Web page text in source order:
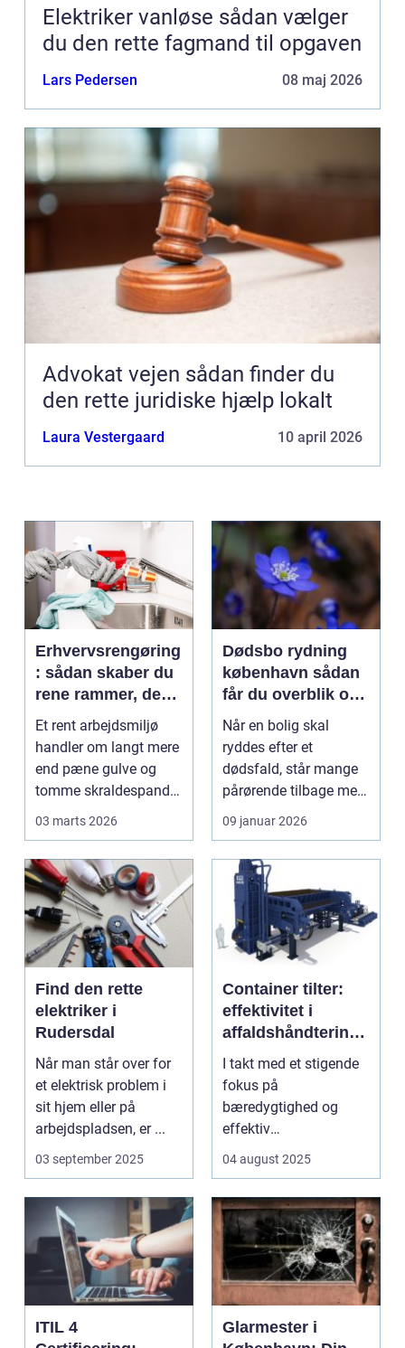
Elektriker vanløse sådan vælger
du den rette fagmand til opgaven
Lars Pedersen 08 maj 2026
Advokat vejen sådan finder du
den rette juridiske hjælp lokalt
Laura Vestergaard 10 april 2026
Erhvervsrengøring
: sådan skaber du
rene rammer, der
kan mærkes på
bundlinjen
Et rent arbejdsmiljø
handler om langt mere
end pæne gulve og
tomme skraldespande.
Reng&...
03 marts 2026
Dødsbo rydning
københavn sådan
får du overblik og
professionel hjælp
Når en bolig skal
ryddes efter et
dødsfald, står mange
pårørende tilbage med
en stor praktisk
opgave...
09 januar 2026
Find den rette
elektriker i
Rudersdal
Når man står over for
et elektrisk problem i
sit hjem eller på
arbejdspladsen, er ...
03 september 2025
Container tilter:
effektivitet i
affaldshåndtering
og
ressourcegenanve
ndelse
I takt med et stigende
fokus på
bæredygtighed og
effektiv
ressourceudnyttelse
bliver spe...
04 august 2025
ITIL 4
Glarmester i